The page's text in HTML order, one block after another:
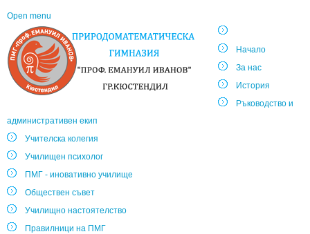
Open menu
Начало
За нас
История
Ръководство и
административен екип
Учителска колегия
Училищен психолог
ПМГ - иновативно училище
Обществен съвет
Училищно настоятелство
Правилници на ПМГ